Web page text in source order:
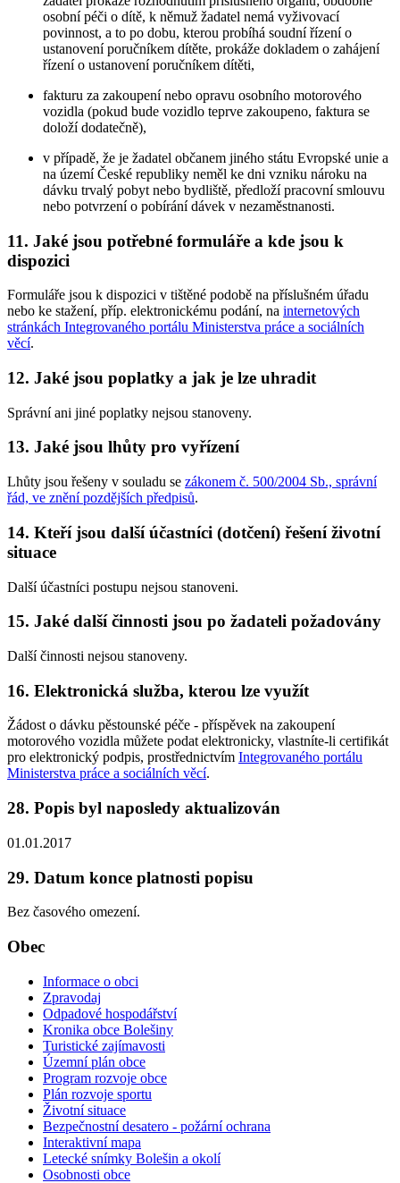
osobní péči o dítě, k němuž žadatel nemá vyživovací
povinnost, a to po dobu, kterou probíhá soudní řízení o
ustanovení poručníkem dítěte, prokáže dokladem o zahájení
řízení o ustanovení poručníkem dítěti,
fakturu za zakoupení nebo opravu osobního motorového
vozidla (pokud bude vozidlo teprve zakoupeno, faktura se
doloží dodatečně),
v případě, že je žadatel občanem jiného státu Evropské unie a
na území České republiky neměl ke dni vzniku nároku na
dávku trvalý pobyt nebo bydliště, předloží pracovní smlouvu
nebo potvrzení o pobírání dávek v nezaměstnanosti.
11. Jaké jsou potřebné formuláře a kde jsou k
dispozici
Formuláře jsou k dispozici v tištěné podobě na příslušném úřadu
nebo ke stažení, příp. elektronickému podání, na internetových
stránkách Integrovaného portálu Ministerstva práce a sociálních
věcí.
12. Jaké jsou poplatky a jak je lze uhradit
Správní ani jiné poplatky nejsou stanoveny.
13. Jaké jsou lhůty pro vyřízení
Lhůty jsou řešeny v souladu se zákonem č. 500/2004 Sb., správní
řád, ve znění pozdějších předpisů.
14. Kteří jsou další účastníci (dotčení) řešení životní
situace
Další účastníci postupu nejsou stanoveni.
15. Jaké další činnosti jsou po žadateli požadovány
Další činnosti nejsou stanoveny.
16. Elektronická služba, kterou lze využít
Žádost o dávku pěstounské péče - příspěvek na zakoupení
motorového vozidla můžete podat elektronicky, vlastníte-li certifikát
pro elektronický podpis, prostřednictvím Integrovaného portálu
Ministerstva práce a sociálních věcí.
28. Popis byl naposledy aktualizován
01.01.2017
29. Datum konce platnosti popisu
Bez časového omezení.
Obec
Informace o obci
Zpravodaj
Odpadové hospodářství
Kronika obce Bolešiny
Turistické zajímavosti
Územní plán obce
Program rozvoje obce
Plán rozvoje sportu
Životní situace
Bezpečnostní desatero - požární ochrana
Interaktivní mapa
Letecké snímky Bolešin a okolí
Osobnosti obce